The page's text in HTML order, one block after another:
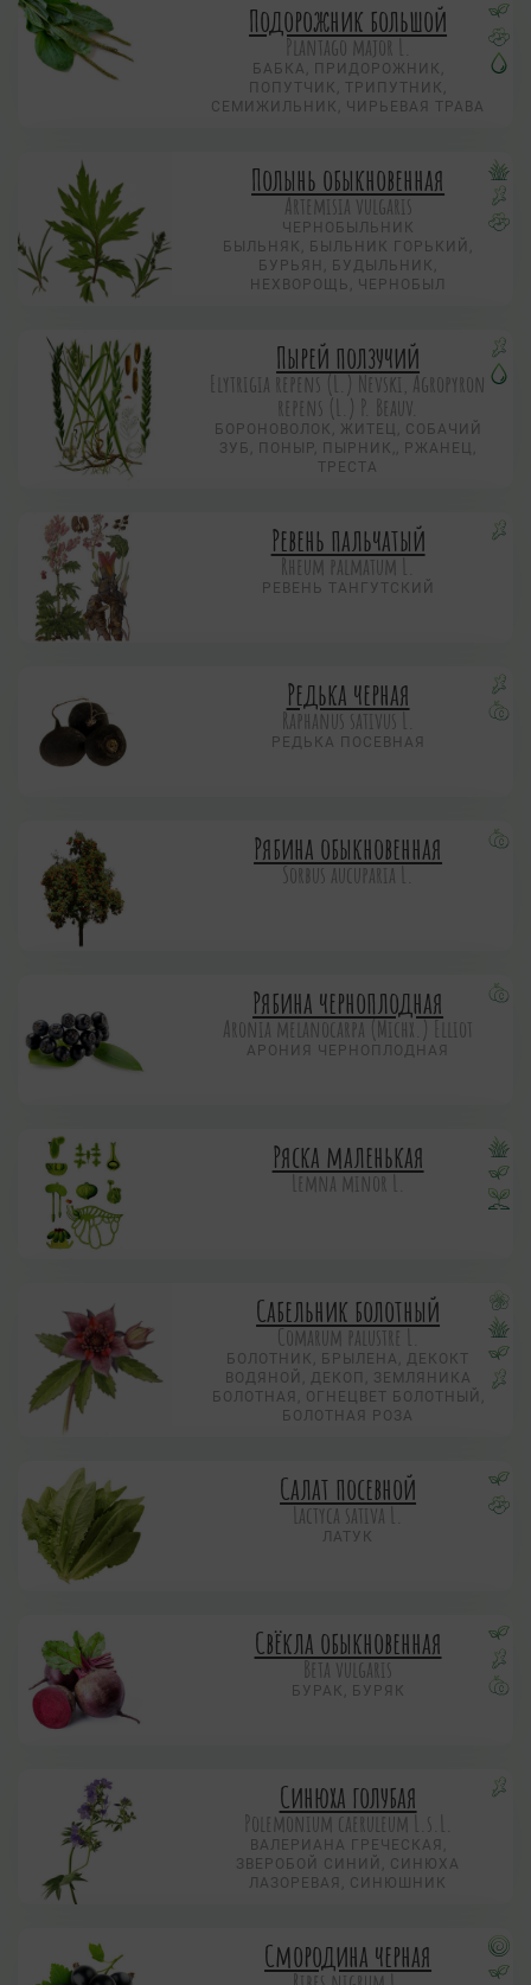
Подорожник большой
Plantago major L.
БАБКА, ПРИДОРОЖНИК,
ПОПУТЧИК, ТРИПУТНИК,
СЕМИЖИЛЬНИК, ЧИРЬЕВАЯ ТРАВА
Полынь обыкновенная
Artemisia vulgaris
ЧЕРНОБЫЛЬНИК
БЫЛЬНЯК, БЫЛЬНИК ГОРЬКИЙ,
БУРЬЯН, БУДЫЛЬНИК,
НЕХВОРОЩЬ, ЧЕРНОБЫЛ
Пырей ползучий
Elytrigia repens (L.) Nevski, Agropyron
repens (L.) P. Beauv.
БОРОНОВОЛОК, ЖИТЕЦ, СОБАЧИЙ
ЗУБ, ПОНЫР, ПЫРНИК,, РЖАНЕЦ,
ТРЕСТА
Ревень пальчатый
Rheum palmatum L.
РЕВЕНЬ ТАНГУТСКИЙ
Редька черная
Raphanus sativus L.
РЕДЬКА ПОСЕВНАЯ
Рябина обыкновенная
Sorbus aucuparia L.
Рябина черноплодная
Aronia melanocarpa (Michx.) Elliot
АРОНИЯ ЧЕРНОПЛОДНАЯ
Ряска маленькая
Lemna minor L.
Сабельник болотный
Comarum palustre L.
БОЛОТНИК, БРЫЛЕНА, ДЕКОКТ
ВОДЯНОЙ, ДЕКОП, ЗЕМЛЯНИКА
БОЛОТНАЯ, ОГНЕЦВЕТ БОЛОТНЫЙ,
БОЛОТНАЯ РОЗА
Салат посевной
Lactyca sativa L.
ЛАТУК
Свёкла обыкновенная
Beta vulgaris
БУРАК, БУРЯК
Синюха голубая
Polemonium caeruleum L.s.L.
ВАЛЕРИАНА ГРЕЧЕСКАЯ,
ЗВЕРОБОЙ СИНИЙ, СИНЮХА
ЛАЗОРЕВАЯ, СИНЮШНИК
Смородина черная